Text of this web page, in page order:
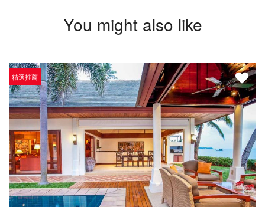
You might also like
精選推薦